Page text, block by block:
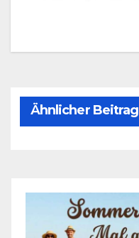
Ähnlicher Beitrag